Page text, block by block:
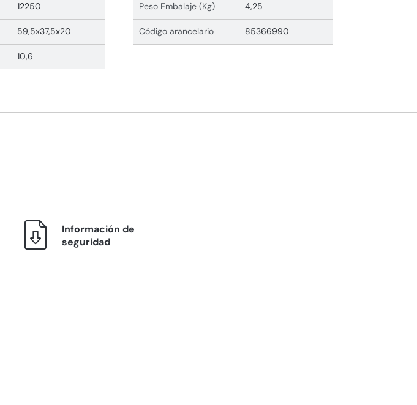
12250
59,5x37,5x20
10,6
Peso Embalaje (Kg) 4,25
Código arancelario 85366990
Información de
seguridad